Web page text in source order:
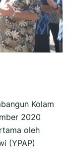
Kolam
2020
oleh
(YPAP)